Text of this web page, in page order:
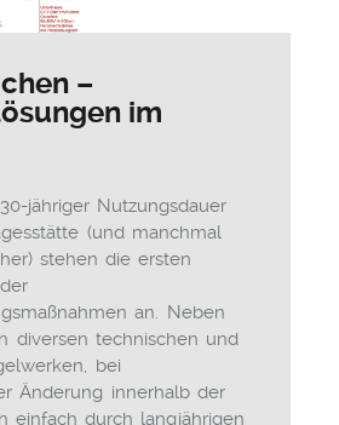
–
im
jähriger Nutzungsdauer
(und manchmal
stehen die ersten
an. Neben
diversen technischen und
bei
Änderung innerhalb der
einfach durch langjährigen